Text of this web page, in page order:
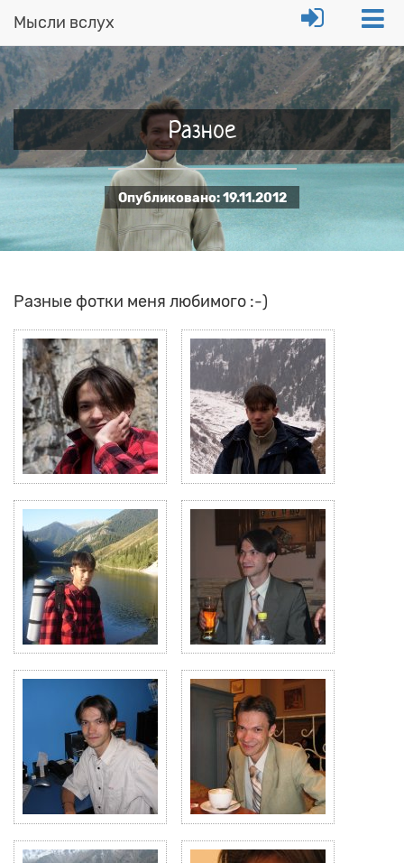
Перейти
к
основному
содержанию
Мысли вслух
Разное
Опубликовано:19.11.2012
Разные фотки меня любимого :-)